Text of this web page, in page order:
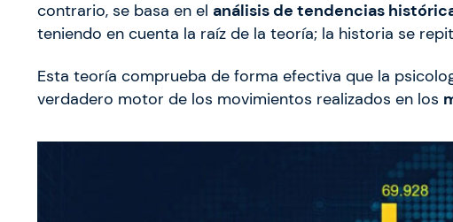
contrario, se basa en el análisis de tendencias
teniendo en cuenta la raíz de la teoría; la historia se
Esta teoría comprueba de forma efectiva que la
verdadero motor de los movimientos realizados en los